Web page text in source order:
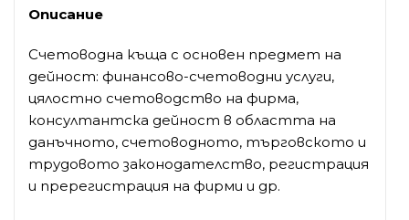
Описание
Счетоводна къща с основен предмет на
дейност: финансово-счетоводни услуги,
цялостно счетоводство на фирма,
консултантска дейност в областта на
данъчното, счетоводното, търговското и
трудовото законодателство, регистрация
и пререгистрация на фирми и др.